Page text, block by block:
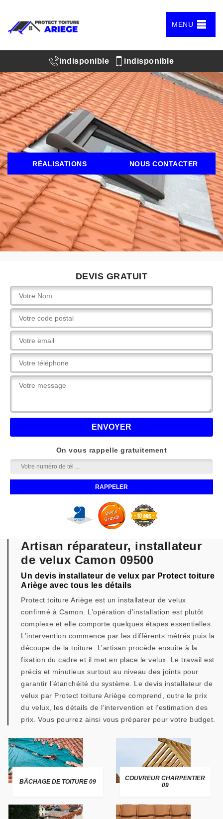
MENU
indisponible indisponible
RÉALISATIONS NOUS CONTACTER
DEVIS GRATUIT
On vous rappelle gratuitement
Artisan réparateur, installateur
de velux Camon 09500
Un devis installateur de velux par Protect toiture
Ariège avec tous les détails
Protect toiture Ariège est un installateur de velux
confirmé à Camon. L’opération d’installation est plutôt
complexe et elle comporte quelques étapes essentielles.
L’intervention commence par les différents métrés puis la
découpe de la toiture. L’artisan procède ensuite à la
fixation du cadre et il met en place le velux. Le travail est
précis et minutieux surtout au niveau des joints pour
garantir l’étanchéité du système. Le devis installateur de
velux par Protect toiture Ariège comprend, outre le prix
du velux, les détails de l’intervention et l’estimation des
prix. Vous pourrez ainsi vous préparer pour votre budget.
BÂCHAGE DE TOITURE 09
COUVREUR CHARPENTIER
09